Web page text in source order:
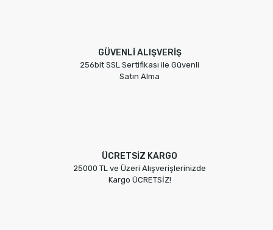
GÜVENLİ ALIŞVERİŞ
256bit SSL Sertifikası ile Güvenli
Satın Alma
ÜCRETSİZ KARGO
25000 TL ve Üzeri Alışverişlerinizde
Kargo ÜCRETSİZ!